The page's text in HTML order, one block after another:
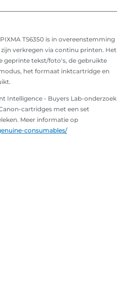
TS6350 is in overeenstemming
zijn verkregen via continu printen. Het
geprinte tekst/foto's, de gebruikte
het formaat inktcartridge en
Intelligence - Buyers Lab-onderzoek
cartridges met een set
Meer informatie op
consumables/